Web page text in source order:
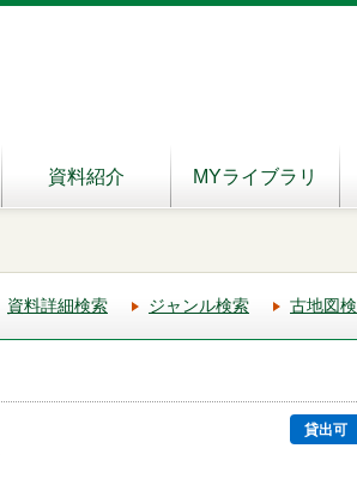
資料紹介 MYライブラリ
資料詳細検索 ジャンル検索 古地図
貸出可